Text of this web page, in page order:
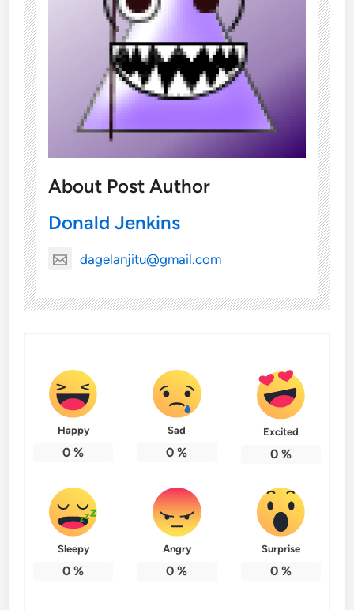
About Post Author
Donald Jenkins
dagelanjitu@gmail.com
Happy
0 %
Sad
0 %
Excited
0%
Sleepy
0 %
Angry
0 %
Surprise
0%